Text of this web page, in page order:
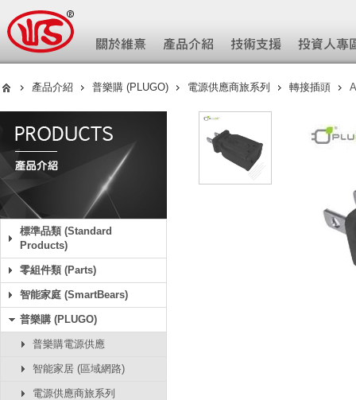
產品介紹 普樂購 (PLUGO) 電源供應商旅系列 轉接插頭
標準品類 (Standard
Products)
零組件類 (Parts)
智能家庭 (SmartBears)
普樂購 (PLUGO)
普樂購電源供應
智能家居 (區域網路)
電源供應商旅系列